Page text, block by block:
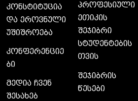
კონსტიტუცია
და ეროვნული
უშიშროება
კონფერენციე
ბი
მედია ჩვენ
შესახებ
პროფესიული
ეთიკის
შეჯიბრი
სტუდენტების
თვის
შეჯიბრის
წესები